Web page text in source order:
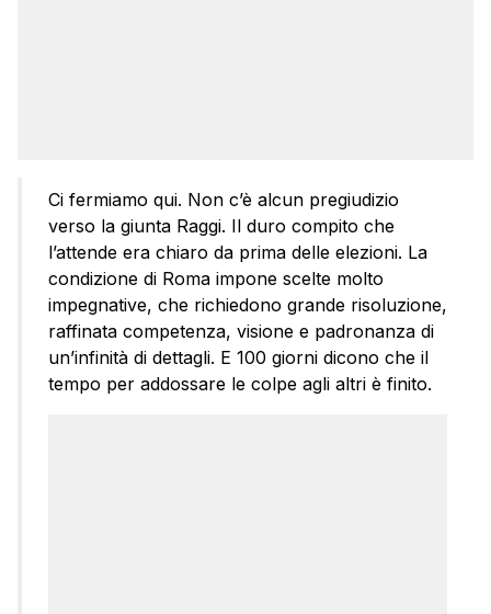
Ci fermiamo qui. Non c’è alcun pregiudizio
verso la giunta Raggi. Il duro compito che
l’attende era chiaro da prima delle elezioni. La
condizione di Roma impone scelte molto
impegnative, che richiedono grande risoluzione,
raffinata competenza, visione e padronanza di
un’infinità di dettagli. E 100 giorni dicono che il
tempo per addossare le colpe agli altri è finito.